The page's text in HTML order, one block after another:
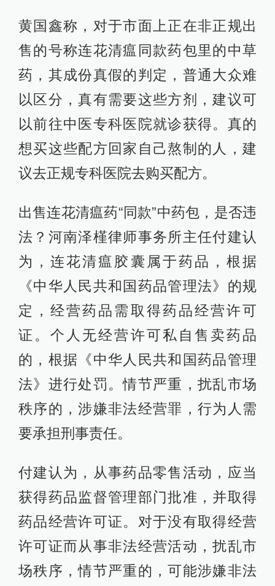
黄国鑫称，对于市面上正在非正规出
售的号称连花清瘟同款药包里的中草
药，其成份真假的判定，普通大众难
以区分，真有需要这些方剂，建议可
以前往中医专科医院就诊获得。真的
想买这些配方回家自己熬制的人，建
议去正规专科医院去购买配方。
出售连花清瘟药“同款”中药包，是否违
法？河南泽槿律师事务所主任付建认
为，连花清瘟胶囊属于药品，根据
《中华人民共和国药品管理法》的规
定，经营药品需取得药品经营许可
证。个人无经营许可私自售卖药品
的，根据《中华人民共和国药品管理
法》进行处罚。情节严重，扰乱市场
秩序的，涉嫌非法经营罪，行为人需
要承担刑事责任。
付建认为，从事药品零售活动，应当
获得药品监督管理部门批准，并取得
药品经营许可证。对于没有取得经营
许可证而从事非法经营活动，扰乱市
场秩序，情节严重的，可能涉嫌非法